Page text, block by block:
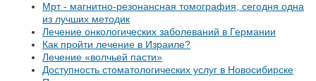
Мрт - магнитно-резонансная томография, сегодня одна
из лучших методик
Лечение онкологических заболеваний в Германии
Как пройти лечение в Израиле?
Лечение «волчьей пасти»
Доступность стоматологических услуг в Новосибирске